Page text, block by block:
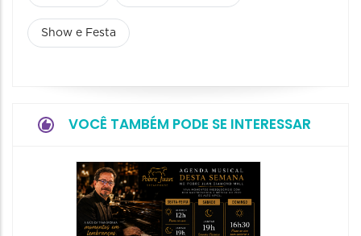
Show e Festa
VOCÊ TAMBÉM PODE SE INTERESSAR